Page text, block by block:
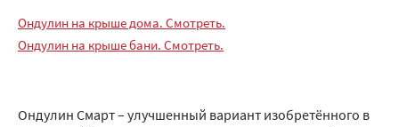
Ондулин на крыше дома. Смотреть.
Ондулин на крыше бани. Смотреть.
Ондулин Смарт – улучшенный вариант изобретённого в